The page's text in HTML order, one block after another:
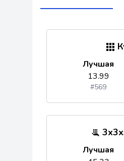
Лучшая
13.99
#569
Лучшая